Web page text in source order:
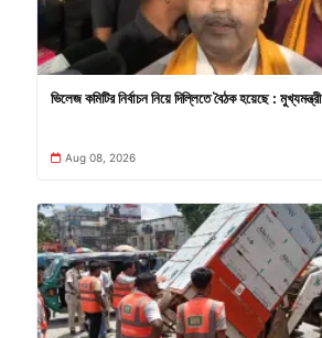
ভিলেজ কমিটির নির্বাচন নিয়ে দিল্লিতে বৈঠক হয়েছে : মুখ্যমন্ত্রী
Aug 08, 2026